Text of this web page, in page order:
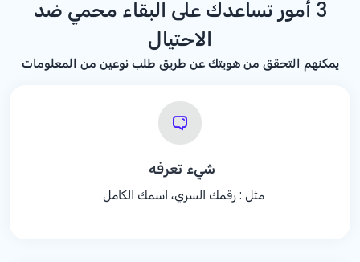
3 أمور تساعدك على البقاء محمي ضد
الاحتيال
يمكنهم التحقق من هويتك عن طريق طلب نوعين من المعلومات
شيء تعرفه
مثل : رقمك السري، اسمك الكامل